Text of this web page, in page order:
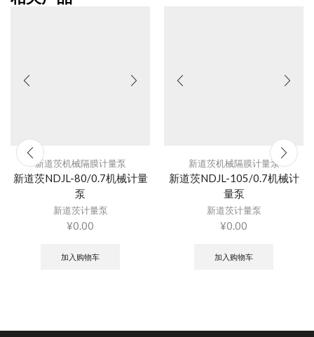
新道茨机械隔膜计量泵
新道茨NDJL-80/0.7机械计量
泵
新道茨计量泵
¥0.00
加入购物车
新道茨机械隔膜计量泵
新道茨NDJL-105/0.7机械计
量泵
新道茨计量泵
¥0.00
加入购物车